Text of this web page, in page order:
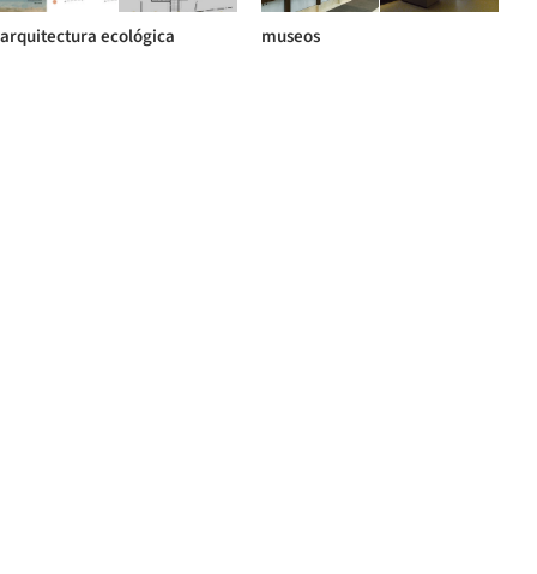
arquitectura ecológica museos